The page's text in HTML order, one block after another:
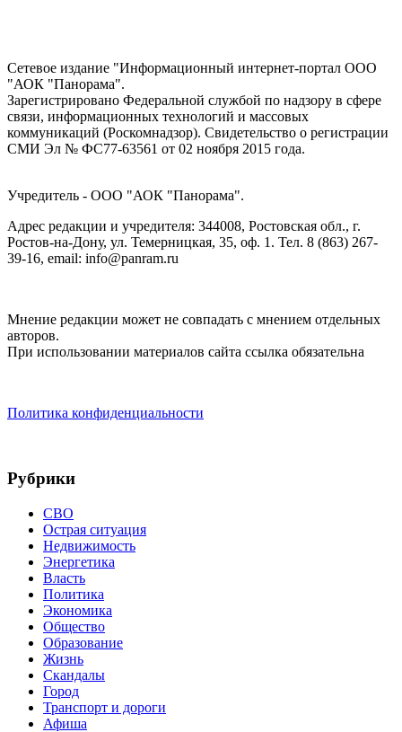
Сетевое издание "Информационный интернет-портал ООО
"АОК "Панорама".
Зарегистрировано Федеральной службой по надзору в сфере
связи, информационных технологий и массовых
коммуникаций (Роскомнадзор). Cвидетельство о регистрации
СМИ Эл № ФС77-63561 от 02 ноября 2015 года.
Учредитель - ООО "АОК "Панорама".
Адрес редакции и учредителя: 344008, Ростовская обл., г.
Ростов-на-Дону, ул. Темерницкая, 35, оф. 1. Тел. 8 (863) 267-
39-16, email: info@panram.ru
Мнение редакции может не совпадать с мнением отдельных
авторов.
При использовании материалов сайта ссылка обязательна
Политика конфиденциальности
Рубрики
СВО
Острая ситуация
Недвижимость
Энергетика
Власть
Политика
Экономика
Общество
Образование
Жизнь
Скандалы
Город
Транспорт и дороги
Афиша